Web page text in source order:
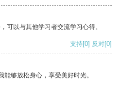
可以与其他学习者交流学习心得。
支持[0] 反对[0]
够放松身心，享受美好时光。